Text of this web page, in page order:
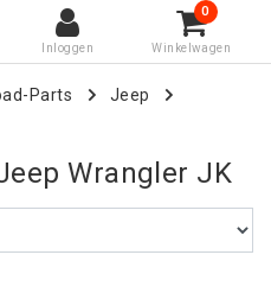
Inloggen
0
Winkelwagen
Parts
Jeep
Wrangler JK